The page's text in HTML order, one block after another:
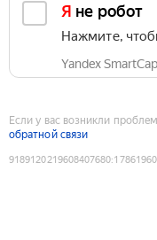
Я не робот
Нажмите,
Yandex
Если у вас возникли
обратной связи
9189120219608407680: